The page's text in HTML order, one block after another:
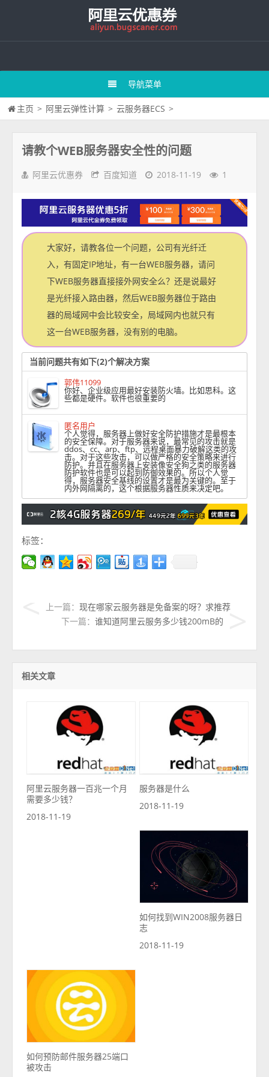
导航菜单
主页 > 阿里云弹性计算 > 云服务器ECS >
请教个WEB服务器安全性的问题
阿里云优惠券 百度知道 2018-11-19 1
大家好，请教各位一个问题，公司有光纤迁
入，有固定IP地址，有一台WEB服务器，请问
下WEB服务器直接接外网安全么？还是说最好
是光纤接入路由器，然后WEB服务器位于路由
器的局域网中会比较安全，局域网内也就只有
这一台WEB服务器，没有别的电脑。
当前问题共有如下(2)个解决方案
郭伟11099
你好、企业级应用最好安装防火墙。比如思科。这
些都是硬件。软件也很重要的
匿名用户
个人觉得，服务器上做好安全防护措施才是最根本
的安全保障。对于服务器来说，最常见的攻击就是
ddos、cc、arp、ftp、远程桌面暴力破解这类的攻
击。对于这些攻击，可以做严格的安全策略来进行
防护。并且在服务器上安装像安全狗之类的服务器
防护软件也是可以起到防御效果的。所以个人觉
得，服务器安全基线的设置才是最为关键的。至于
内外网隔离的，这个根据服务器性质来决定吧。
标签：
上一篇： 现在哪家云服务器是免备案的呀？求推荐
下一篇： 谁知道阿里云服务多少钱200mB的
相关文章
阿里云服务器一百兆一个月
需要多少钱？
2018-11-19
服务器是什么
2018-11-19
如何找到WIN2008服务器日
志
2018-11-19
如何预防邮件服务器25端口
被攻击